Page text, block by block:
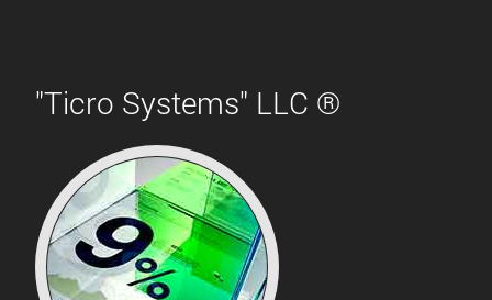
"Ticro Systems" LLC ®